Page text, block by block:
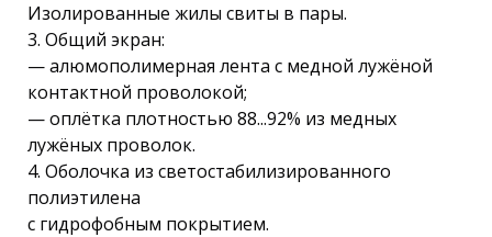
Изолированные жилы свиты в пары.
3. Общий экран:
— алюмополимерная лента с медной лужёной
контактной проволокой;
— оплётка плотностью 88...92% из медных
лужёных проволок.
4. Оболочка из светостабилизированного
полиэтилена
с гидрофобным покрытием.